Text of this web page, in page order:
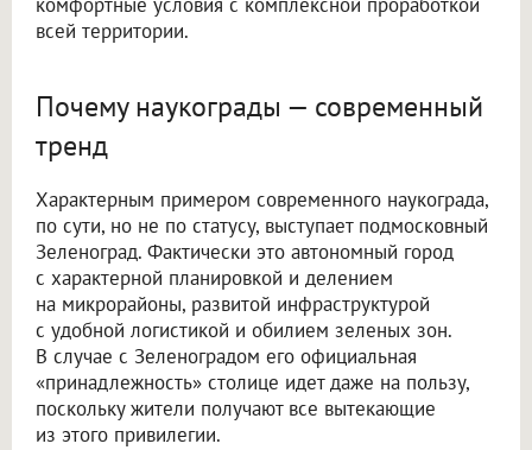
всей территории.
Почему наукограды — современный
тренд
Характерным примером современного наукограда,
по сути, но не по статусу, выступает подмосковный
Зеленоград. Фактически это автономный город
с характерной планировкой и делением
на микрорайоны, развитой инфраструктурой
с удобной логистикой и обилием зеленых зон.
В случае с Зеленоградом его официальная
«принадлежность» столице идет даже на пользу,
поскольку жители получают все вытекающие
из этого привилегии.